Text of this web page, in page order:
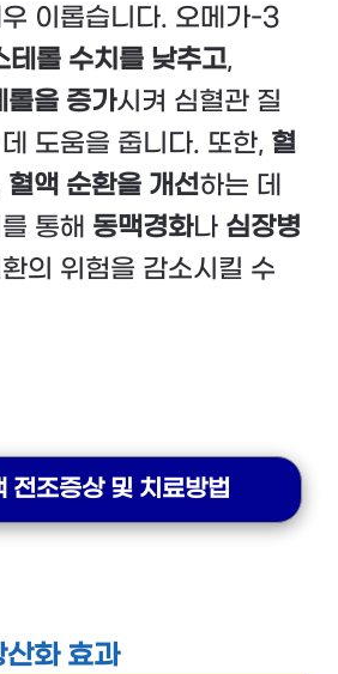
이롭습니다. 오메가-3
롤 수치를 낮추고,
을 증가시켜 심혈관 질
도움을 줍니다. 또한, 혈
혈액 순환을 개선하는 데
통해 동맥경화나 심장병
의 위험을 감소시킬 수
전조증상 및 치료방법
화 효과